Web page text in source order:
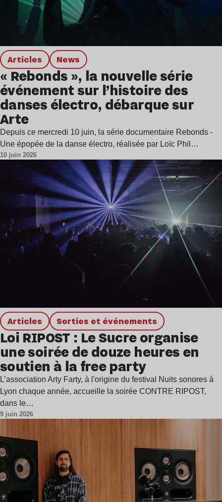
Articles news
« Rebonds », la nouvelle série
événement sur l’histoire des
danses électro, débarque sur
Arte
Depuis ce mercredi 10 juin, la série documentaire Rebonds -
Une épopée de la danse électro, réalisée par Loïc Phil…
10 juin 2026
Articles Sorties et événements
Loi RIPOST : Le Sucre organise
une soirée de douze heures en
soutien à la free party
L’association Arty Farty, à l'origine du festival Nuits sonores à
Lyon chaque année, accueille la soirée CONTRE RIPOST,
dans le…
9 juin 2026